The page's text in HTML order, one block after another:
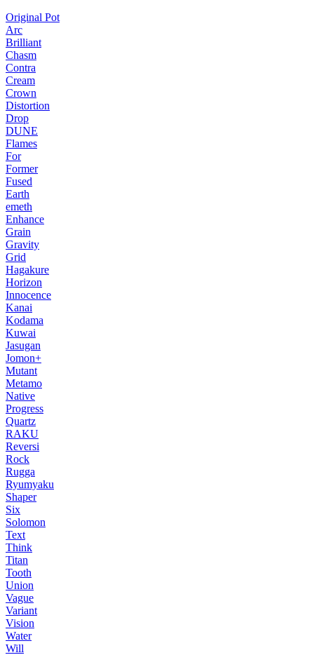
Original Pot
Arc
Brilliant
Chasm
Contra
Cream
Crown
Distortion
Drop
DUNE
Flames
For
Former
Fused
Earth
emeth
Enhance
Grain
Gravity
Grid
Hagakure
Horizon
Innocence
Kanai
Kodama
Kuwai
Jasugan
Jomon+
Mutant
Metamo
Native
Progress
Quartz
RAKU
Reversi
Rock
Rugga
Ryumyaku
Shaper
Six
Solomon
Text
Think
Titan
Tooth
Union
Vague
Variant
Vision
Water
Will